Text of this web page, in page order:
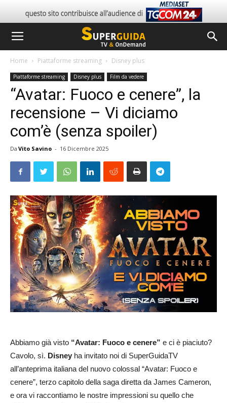
Home Piattaforme streaming Disney plus
Piattaforme streaming Disney plus Film da vedere
“Avatar: Fuoco e cenere”, la
recensione – Vi diciamo
com’è (senza spoiler)
Da Vito Savino - 16 Dicembre 2025
Abbiamo già visto “Avatar: Fuoco e cenere” e ci è piaciuto?
Cavolo, sì. Disney ha invitato noi di SuperGuidaTV
all’anteprima italiana del nuovo colossal “Avatar: Fuoco e
cenere”, terzo capitolo della saga diretta da James Cameron,
e ora vi raccontiamo le nostre impressioni su quello che